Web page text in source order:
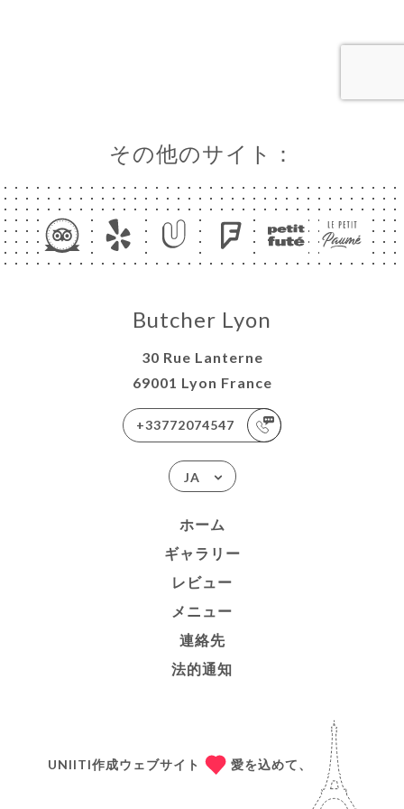
その他のサイト：
Butcher Lyon
30 Rue Lanterne
69001 Lyon France
+33772074547
JA
ホーム
ギャラリー
レビュー
メニュー
連絡先
法的通知
UNIITI作成ウェブサイト 愛を込めて、